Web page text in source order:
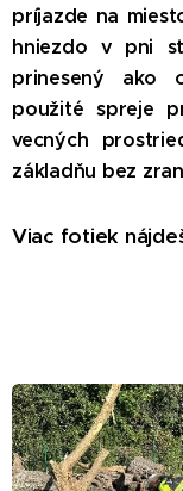
príjazde na
hniezdo v pni
prinesený ako
použité spreje
vecných
základňu bez
Viac fotiek